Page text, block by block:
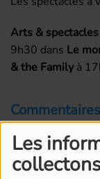
Les
collectons
Arts & spectacles
9h30 dans Le
& the Familyà